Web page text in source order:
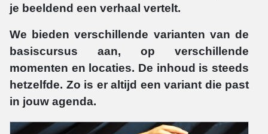
je beeldend een verhaal vertelt.
We bieden verschillende varianten van de
basiscursus aan, op verschillende
momenten en locaties. De inhoud is steeds
hetzelfde. Zo is er altijd een variant die past
in jouw agenda.